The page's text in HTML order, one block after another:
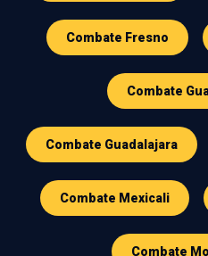
Combate Fresno
Combate
Combate Guadalajara
Combate Mexicali
Combate